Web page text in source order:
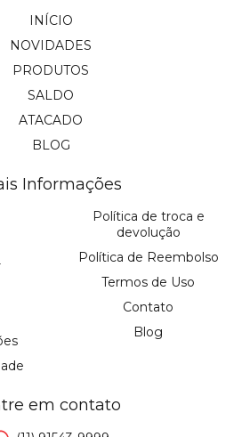
INÍCIO
NOVIDADES
PRODUTOS
SALDO
ATACADO
BLOG
Informações
Política de troca e
devolução
Política de Reembolso
Termos de Uso
Contato
Blog
em contato